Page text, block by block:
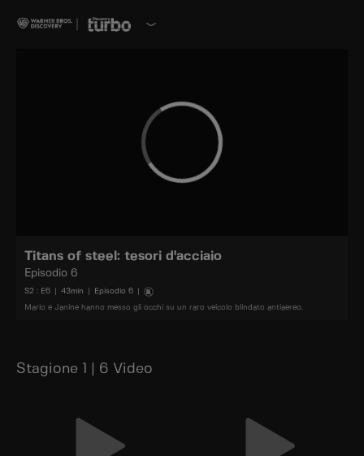
Titans of steel: tesori d'acciaio
Episodio 6
S2 : E6 43min Episodio 6
Mario e Janine hanno messo gli occhi su un raro veicolo blindato antiaereo.
Stagione 1 | 6 Video